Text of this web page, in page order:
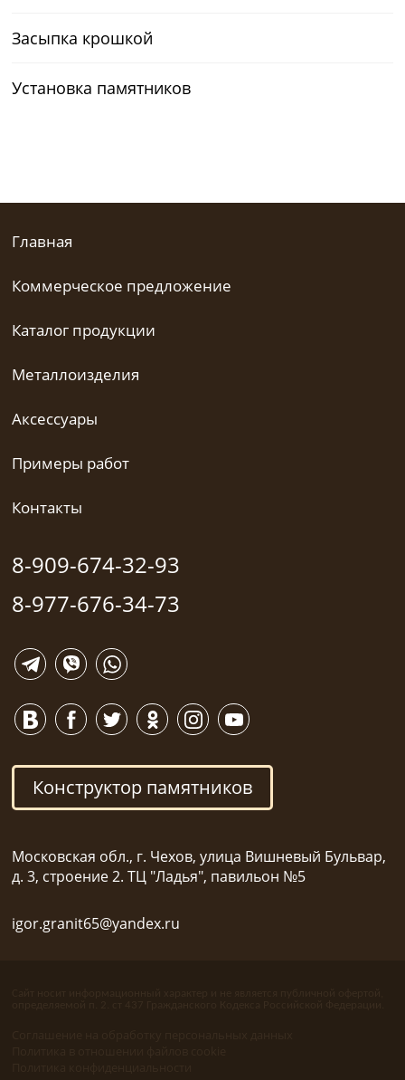
Засыпка крошкой
Установка памятников
Главная
Коммерческое предложение
Каталог продукции
Металлоизделия
Аксессуары
Примеры работ
Контакты
8-909-674-32-93
8-977-676-34-73
Конструктор памятников
Московская обл., г. Чехов, улица Вишневый Бульвар,
д. 3, строение 2. ТЦ "Ладья", павильон №5
igor.granit65@yandex.ru